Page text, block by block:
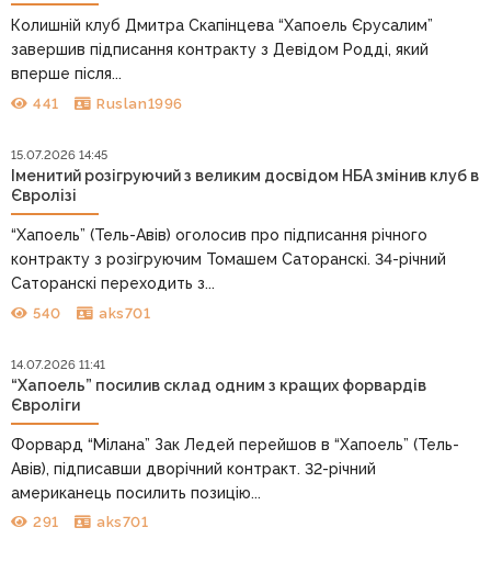
Колишній клуб Дмитра Скапінцева “Хапоель Єрусалим”
завершив підписання контракту з Девідом Родді, який
вперше після...
441 Ruslan1996
15.07.2026 14:45
Іменитий розігруючий з великим досвідом НБА змінив клуб в
Євролізі
“Хапоель” (Тель-Авів) оголосив про підписання річного
контракту з розігруючим Томашем Саторанскі. 34-річний
Саторанскі переходить з...
540 aks701
14.07.2026 11:41
“Хапоель” посилив склад одним з кращих форвардів
Євроліги
Форвард “Мілана” Зак Ледей перейшов в “Хапоель” (Тель-
Авів), підписавши дворічний контракт. 32-річний
американець посилить позицію...
291 aks701